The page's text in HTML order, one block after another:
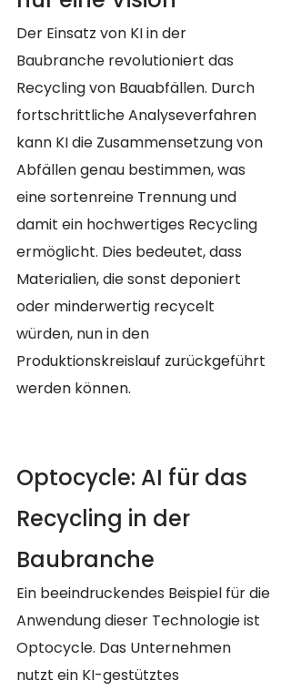
Der Einsatz von KI in der
Baubranche revolutioniert das
Recycling von Bauabfällen. Durch
fortschrittliche Analyseverfahren
kann KI die Zusammensetzung von
Abfällen genau bestimmen, was
eine sortenreine Trennung und
damit ein hochwertiges Recycling
ermöglicht. Dies bedeutet, dass
Materialien, die sonst deponiert
oder minderwertig recycelt
würden, nun in den
Produktionskreislauf zurückgeführt
werden können.
Optocycle: AI für das
Recycling in der
Baubranche
Ein beeindruckendes Beispiel für die
Anwendung dieser Technologie ist
Optocycle. Das Unternehmen
nutzt ein KI-gestütztes